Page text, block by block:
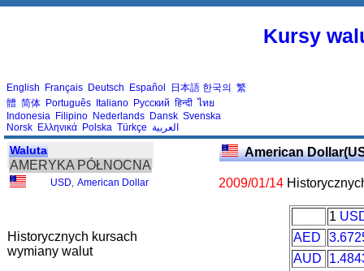
Kursy
English Français Deutsch Español 日本語 한국의 繁
體 简体 Português Italiano Русский हिन्दी ไทย
Indonesia Filipino Nederlands Dansk Svenska
Norsk Ελληνικά Polska Türkçe العربية
Waluta
AMERYKA PÓŁNOCNA
USD American Dollar
Historycznych kursach
wymiany walut
American
2009/01/14
1
AED
AUD